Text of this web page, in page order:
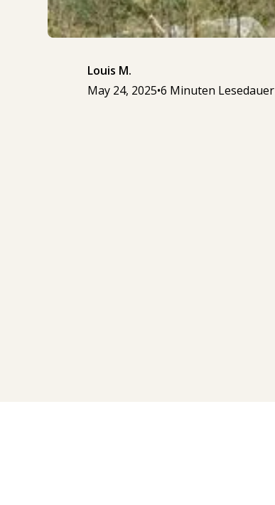
Louis M.
May 24, 2025•6 Minuten Lesedauer